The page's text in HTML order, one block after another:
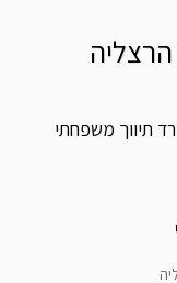
תיווך משפחתי